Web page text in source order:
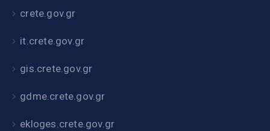
crete.gov.gr
it.crete.gov.gr
gis.crete.gov.gr
gdme.crete.gov.gr
ekloges.crete.gov.gr